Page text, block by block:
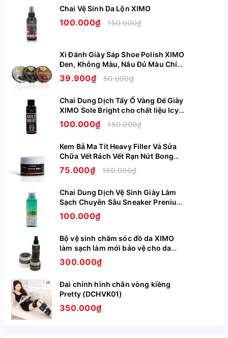
1 Cặp gồm 2 miếng ( Dùng cho một đôi giày )
Địa chỉ tổ chức sản xuất: Cụm CN Cầu Nổi, Xã An
Khánh, Hoài Đức, Hà Nội Xã An Khánh Huyện Hoài Đức
Công ty chịu trách nhiệm hàng hóa: Công ty TNHH
Xuất nhập khẩu và vận tải Poseidon logistic.
Đ/c: Đội 1, thôn Lạc Thị, xã Ngọc Hồi, huyện Thanh Trì,
tp. Hà Nội.
NSX: 28/07/2023, HSD: 27/07/2026
Chai Vệ Sinh Da Lộn XIMO
100.000₫ 150.000₫
Xi Đánh Giày Sáp Shoe Polish XIMO
Đen, Không Màu, Nâu Đủ Màu Chính
Hãng XI08
39.900₫ 50.000₫
Chai Dung Dịch Tẩy Ố Vàng Đế Giày
XIMO Sole Bright cho chất liệu Icy
Cao Su Nhựa Boost XI07
100.000₫ 150.000₫
Kem Bả Ma Tít Heavy Filler Vá Sửa
Chữa Vết Rách Vết Rạn Nứt Bong
Tróc Trên Da Giày Ghế Túi Ví XIMO
XI09
75.000₫ 150.000₫
Chai Dung Dịch Vệ Sinh Giày Làm
Sạch Chuyên Sâu Sneaker Prenium
XIMO XI05
100.000₫
Bộ vệ sinh chăm sóc đồ da XIMO
làm sạch làm mới bảo vệ cho da
giày, túi ví, áo, ghế da BCHG04
300.000₫
Đai chỉnh hình chân vòng kiềng
Pretty (DCHVK01)
350.000₫